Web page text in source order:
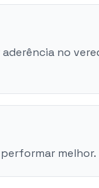
aderência no
melhor.